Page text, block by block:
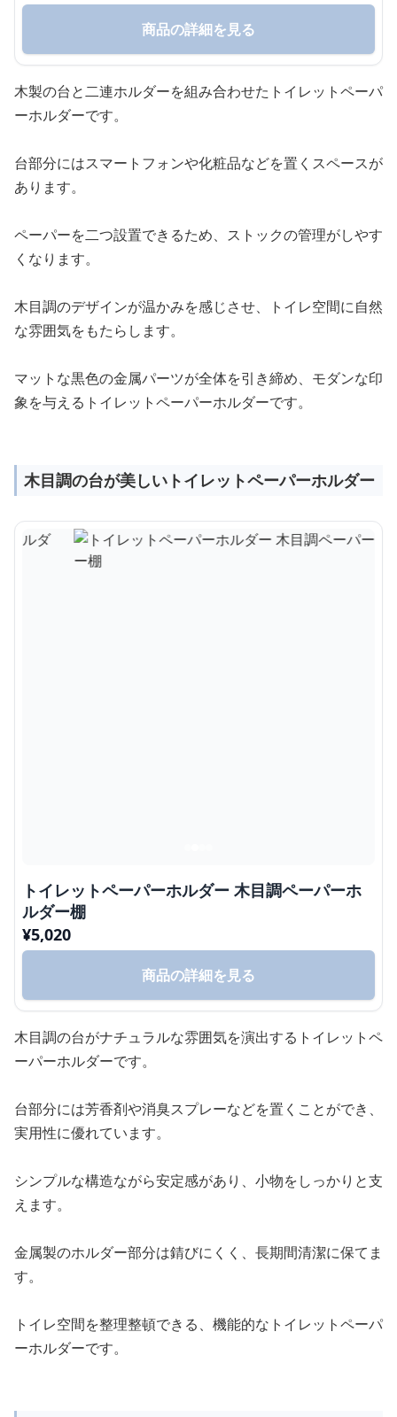
商品の詳細を見る
木製の台と二連ホルダーを組み合わせたトイレットペーパ
ーホルダーです。
台部分にはスマートフォンや化粧品などを置くスペースが
あります。
ペーパーを二つ設置できるため、ストックの管理がしやす
くなります。
木目調のデザインが温かみを感じさせ、トイレ空間に自然
な雰囲気をもたらします。
マットな黒色の金属パーツが全体を引き締め、モダンな印
象を与えるトイレットペーパーホルダーです。
木目調の台が美しいトイレットペーパーホルダー
トイレットペーパーホルダー 木目調ペーパーホ
ルダー棚
¥5,020
商品の詳細を見る
木目調の台がナチュラルな雰囲気を演出するトイレットペ
ーパーホルダーです。
台部分には芳香剤や消臭スプレーなどを置くことができ、
実用性に優れています。
シンプルな構造ながら安定感があり、小物をしっかりと支
えます。
金属製のホルダー部分は錆びにくく、長期間清潔に保てま
す。
トイレ空間を整理整頓できる、機能的なトイレットペーパ
ーホルダーです。